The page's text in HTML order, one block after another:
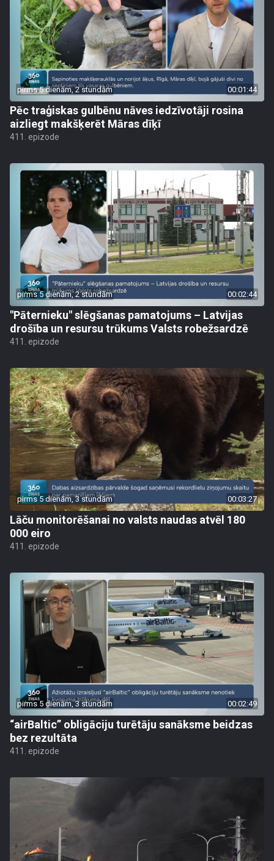
pirms 5 dienām, 2 stundām 00:01:44
Pēc traģiskas gulbēnu nāves iedzīvotāji rosina
aizliegt makšķerēt Māras dīķī
411. epizode
pirms 5 dienām, 2 stundām 00:02:44
"Pāternieku" slēgšanas pamatojums – Latvijas
drošība un resursu trūkums Valsts robežsardzē
411. epizode
pirms 5 dienām, 3 stundām 00:03:27
Lāču monitorēšanai no valsts naudas atvēl 180
000 eiro
411. epizode
pirms 5 dienām, 3 stundām 00:02:49
“airBaltic” obligāciju turētāju sanāksme beidzas
bez rezultāta
411. epizode